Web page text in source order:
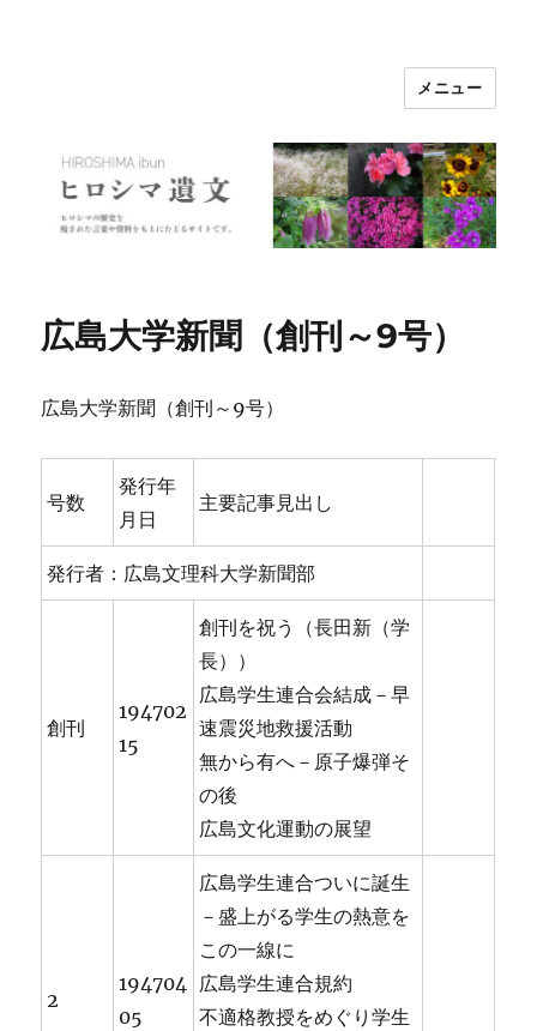
メニュー
広島大学新聞（創刊～9号）
広島大学新聞（創刊～9号）
号数
発行年
月日
主要記事見出し
発行者：広島文理科大学新聞部
創刊
194702
15
創刊を祝う（長田新（学
長））
広島学生連合会結成－早
速震災地救援活動
無から有へ－原子爆弾そ
の後
広島文化運動の展望
2
194704
05
広島学生連合ついに誕生
－盛上がる学生の熱意を
この一線に
広島学生連合規約
不適格教授をめぐり学生